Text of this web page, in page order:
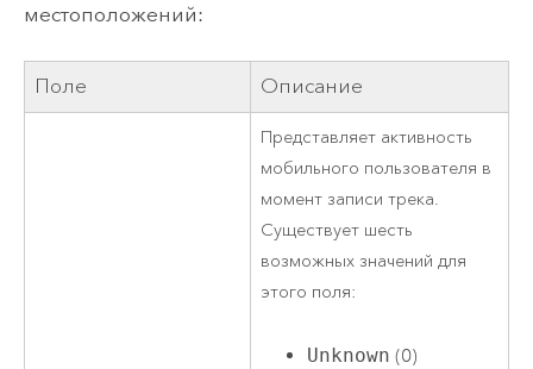
местоположений:
Поле Описание
Представляет активность
мобильного пользователя в
момент записи трека.
Существует шесть
возможных значений для
этого поля:
Unknown (0)